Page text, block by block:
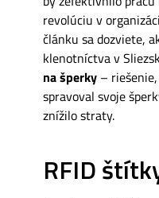
revolúciu v
článku sa dozviete,
klenotníctva v
na šperky –
spravoval svoje
znížilo straty.
RFID